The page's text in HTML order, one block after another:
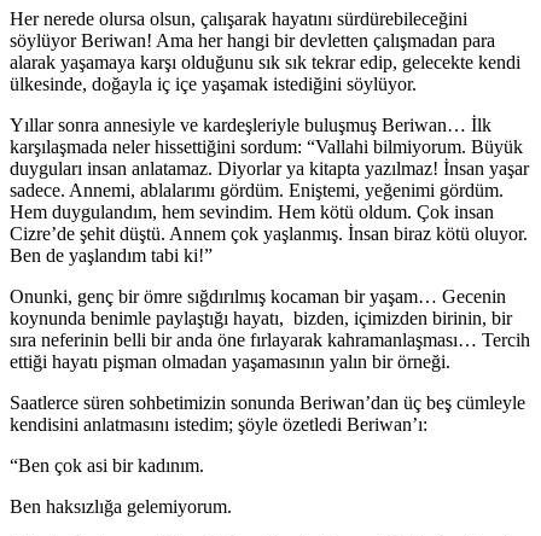
Her nerede olursa olsun, çalışarak hayatını sürdürebileceğini
söylüyor Beriwan! Ama her hangi bir devletten çalışmadan para
alarak yaşamaya karşı olduğunu sık sık tekrar edip, gelecekte kendi
ülkesinde, doğayla iç içe yaşamak istediğini söylüyor.
Yıllar sonra annesiyle ve kardeşleriyle buluşmuş Beriwan… İlk
karşılaşmada neler hissettiğini sordum: “Vallahi bilmiyorum. Büyük
duyguları insan anlatamaz. Diyorlar ya kitapta yazılmaz! İnsan yaşar
sadece. Annemi, ablalarımı gördüm. Eniştemi, yeğenimi gördüm.
Hem duygulandım, hem sevindim. Hem kötü oldum. Çok insan
Cizre’de şehit düştü. Annem çok yaşlanmış. İnsan biraz kötü oluyor.
Ben de yaşlandım tabi ki!”
Onunki, genç bir ömre sığdırılmış kocaman bir yaşam… Gecenin
koynunda benimle paylaştığı hayatı, bizden, içimizden birinin, bir
sıra neferinin belli bir anda öne fırlayarak kahramanlaşması… Tercih
ettiği hayatı pişman olmadan yaşamasının yalın bir örneği.
Saatlerce süren sohbetimizin sonunda Beriwan’dan üç beş cümleyle
kendisini anlatmasını istedim; şöyle özetledi Beriwan’ı:
“Ben çok asi bir kadınım.
Ben haksızlığa gelemiyorum.